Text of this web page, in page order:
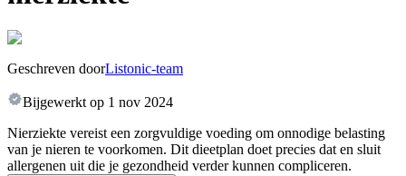
Geschreven doorListonic-team
Bijgewerkt op 1 nov 2024
Nierziekte vereist een zorgvuldige voeding om onnodige belasting
van je nieren te voorkomen. Dit dieetplan doet precies dat en sluit
allergenen uit die je gezondheid verder kunnen compliceren.